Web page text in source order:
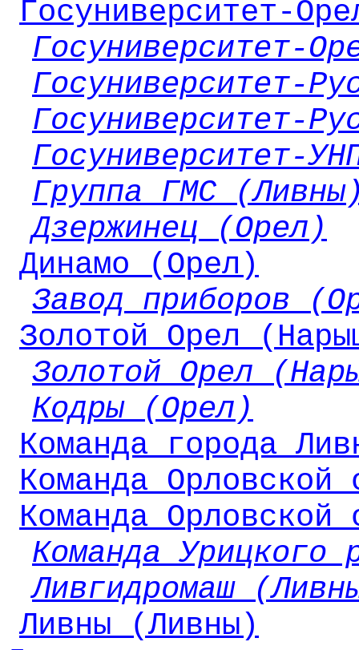
Госуниверситет-
Госуниверситет-
Госуниверситет-
Госуниверситет-
Госуниверситет-
Группа ГМС
Дзержинец (Орел)
Динамо (Орел)
Завод приборов
Золотой Орел
Золотой Орел
Кодры (Орел)
Команда города
Команда
Команда
Команда Урицкого
Ливгидромаш
Ливны (Ливны)